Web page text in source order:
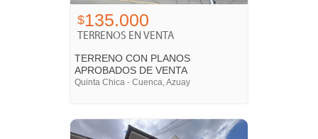
$135.000
TERRENOS EN VENTA
TERRENO CON PLANOS
APROBADOS DE VENTA
Quinta Chica - Cuenca, Azuay